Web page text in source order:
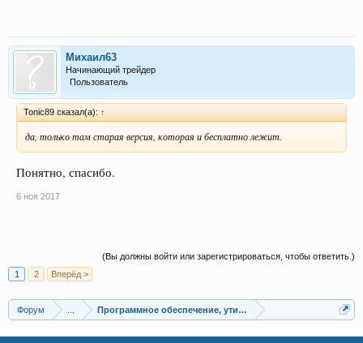
Михаил63
Начинающий трейдер
Пользователь
Tonic89 сказал(а): ↑
да, только там старая версия, которая и бесплатно лежит.
Понятно, спасибо.
6 ноя 2017
(Вы должны войти или зарегистрироваться, чтобы ответить.)
1
2 Вперёд >
Форум Программное обеспечение, утилиты для трейдинга